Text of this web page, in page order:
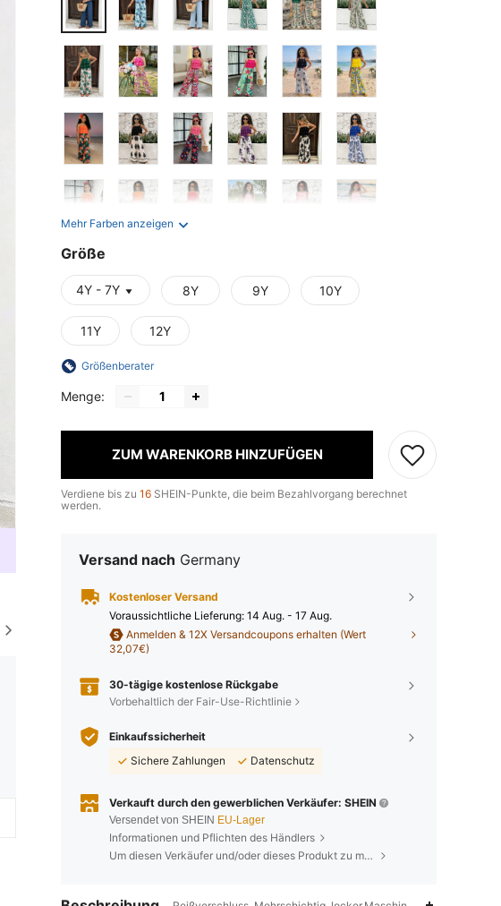
Mehr Farben anzeigen
Größe
4Y - 7Y 8Y 9Y 10Y
11Y 12Y
Größenberater
Menge:
ZUM WARENKORB HINZUFÜGEN
Verdiene bis zu 16 SHEIN-Punkte, die beim Bezahlvorgang berechnet
werden.
Versand nach Germany
Kostenloser Versand
Voraussichtliche Lieferung: 14 Aug. - 17 Aug.
Anmelden & 12X Versandcoupons erhalten (Wert
32,07€)
30-tägige kostenlose Rückgabe
Vorbehaltlich der Fair-Use-Richtlinie
Einkaufssicherheit
Sichere Zahlungen
Datenschutz
Verkauft durch den gewerblichen Verkäufer: SHEIN
Versendet von SHEIN EU-Lager
Informationen und Pflichten des Händlers
Um diesen Verkäufer und/oder dieses Produkt zu melden